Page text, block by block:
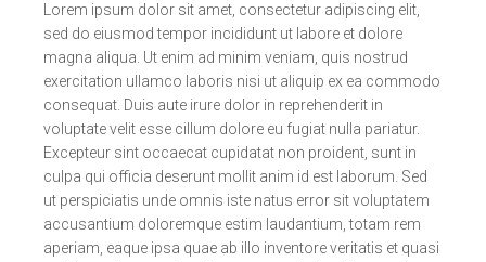
Lorem ipsum dolor sit amet, consectetur adipiscing elit,
sed do eiusmod tempor incididunt ut labore et dolore
magna aliqua. Ut enim ad minim veniam, quis nostrud
exercitation ullamco laboris nisi ut aliquip ex ea commodo
consequat. Duis aute irure dolor in reprehenderit in
voluptate velit esse cillum dolore eu fugiat nulla pariatur.
Excepteur sint occaecat cupidatat non proident, sunt in
culpa qui officia deserunt mollit anim id est laborum. Sed
ut perspiciatis unde omnis iste natus error sit voluptatem
accusantium doloremque estim laudantium, totam rem
aperiam, eaque ipsa quae ab illo inventore veritatis et quasi